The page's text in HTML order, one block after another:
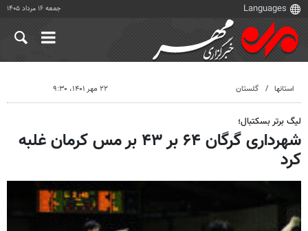
جمعه ۱۶ مرداد ۱۴۰۵
استانها گلستان ۲۲ مهر ۱۴۰۱، ۹:۳۰
لیگ برتر بسکتبال؛
شهرداری گرگان ۶۴ بر ۴۳ بر مس کرمان غلبه
کرد